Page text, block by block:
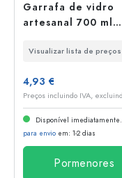
Garrafa de vidro
artesanal 700 ml
Visualizar lista de preços
4,93 €
Disponível imediatamente.
para envio em: 1-2 dias
Pormenores